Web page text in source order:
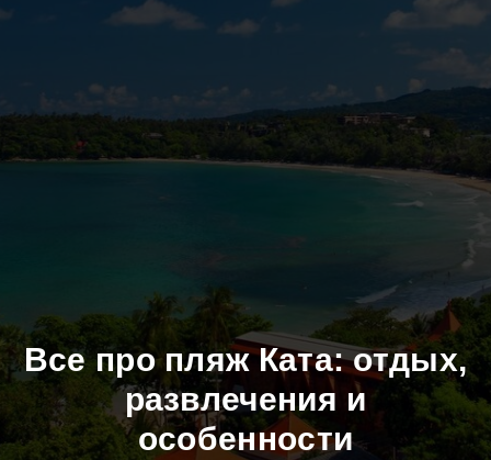
Все про пляж Ката: отдых,
развлечения и
особенности